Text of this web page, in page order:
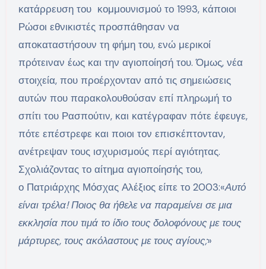
κατάρρευση του κομμουνισμού το 1993, κάποιοι
Ρώσοι εθνικιστές προσπάθησαν να
αποκαταστήσουν τη φήμη του, ενώ μερικοί
πρότειναν έως και την αγιοποίησή του. Όμως, νέα
στοιχεία, που προέρχονταν από τις σημειώσεις
αυτών που παρακολουθούσαν επί πληρωμή το
σπίτι του Ρασπούτιν, και κατέγραφαν πότε έφευγε,
πότε επέστρεφε και ποιοι τον επισκέπτονταν,
ανέτρεψαν τους ισχυρισμούς περί αγιότητας.
Σχολιάζοντας το αίτημα αγιοποίησής του,
ο Πατριάρχης Μόσχας Αλέξιος είπε το 2003:«Αυτό
είναι τρέλα! Ποιος θα ήθελε να παραμείνει σε μια
εκκλησία που τιμά το ίδιο τους δολοφόνους με τους
μάρτυρες, τους ακόλαστους με τους αγίους;»